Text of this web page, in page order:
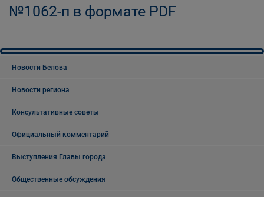
№1062-п в формате PDF
Новости Белова
Новости региона
Консультативные советы
Официальный комментарий
Выступления Главы города
Общественные обсуждения